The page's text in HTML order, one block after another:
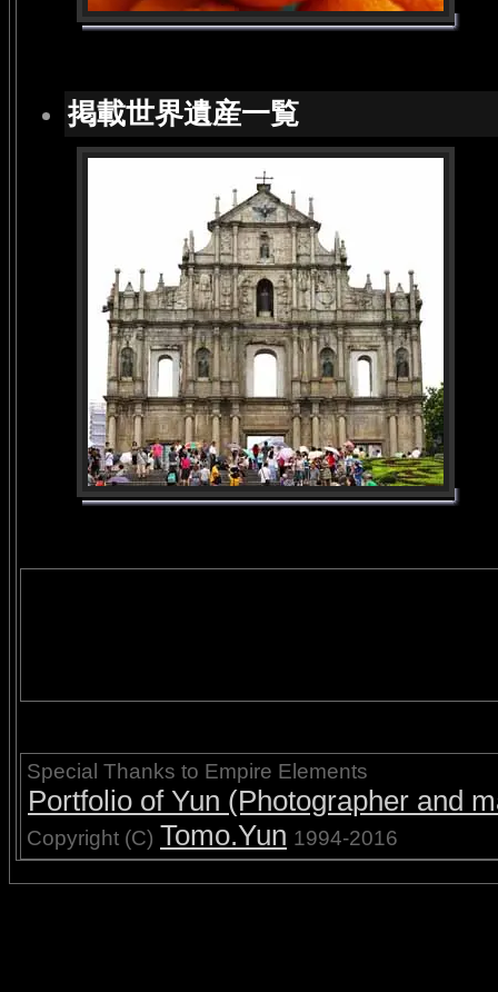
掲載世界遺産一覧
Special Thanks to Empire Elements
Portfolio of Yun (Photographer and
Copyright (C) Tomo.Yun 1994-2016